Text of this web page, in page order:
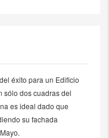
éxito para un Edificio
sólo dos cuadras del
es ideal dado que
su fachada